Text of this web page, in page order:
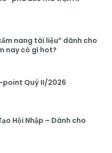
nang tài liệu” dành cho
nay có gì hot?
point Quý II/2026
Hội Nhập – Dành cho